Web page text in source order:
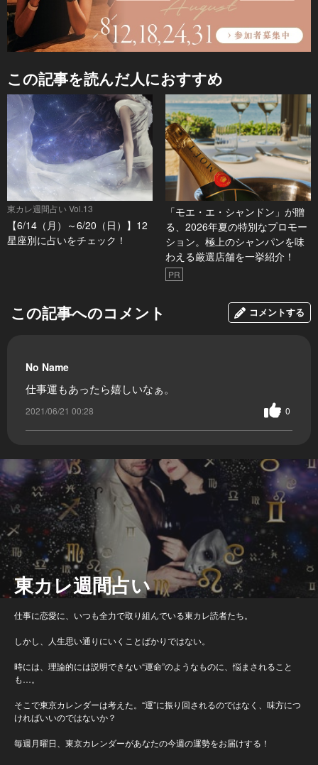
この記事を読んだ人におすすめ
東カレ週間占い Vol.13
【6/14（月）～6/20（日）】12
星座別に占いをチェック！
「モエ・エ・シャンドン」が贈
る、2026年夏の特別なプロモー
ション。極上のシャンパンを味
わえる厳選店舗を一挙紹介！
PR
この記事へのコメント コメントする
No Name
仕事運もあったら嬉しいなぁ。
2021/06/21 00:28 0
東カレ週間占い
仕事に恋愛に、いつも全力で取り組んでいる東カレ読者たち。
しかし、人生思い通りにいくことばかりではない。
時には、理論的には説明できない“運命”のようなものに、悩まされること
も…。
そこで東京カレンダーは考えた。“運”に振り回されるのではなく、味方につ
ければいいのではないか？
毎週月曜日、東京カレンダーがあなたの今週の運勢をお届けする！